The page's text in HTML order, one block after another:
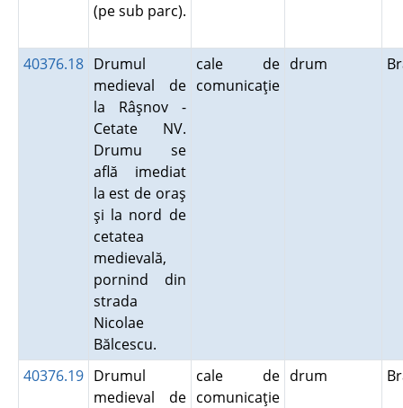
(pe sub parc).
40376.18 Drumul
medieval de
la Râşnov -
Cetate NV.
Drumu se
află imediat
la est de oraş
şi la nord de
cetatea
medievală,
pornind din
strada
Nicolae
Bălcescu.
cale de
comunicaţie
drum
40376.19 Drumul
medieval de
cale de
comunicaţie
drum